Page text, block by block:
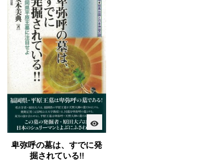
visibility
卑弥呼の墓は、すでに発
掘されている!!